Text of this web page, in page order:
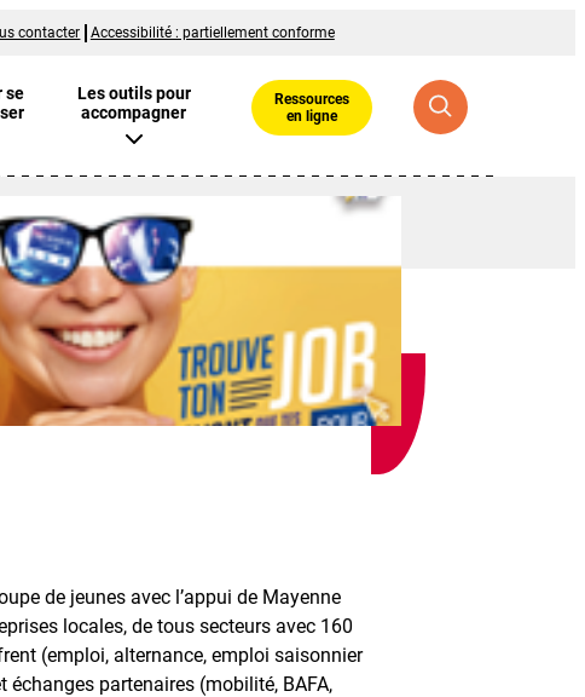
contacter Accessibilité : partiellement conforme
se
Les outils pour
accompagner
Ressources
en ligne
de jeunes avec l’appui de Mayenne
locales, de tous secteurs avec 160
(emploi, alternance, emploi saisonnier
partenaires (mobilité, BAFA,